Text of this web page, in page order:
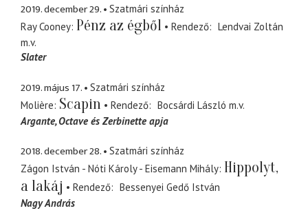
2019. december 29.
Szatmári színház
Ray Cooney Pénz az égből Rendező
Lendvai Zoltán
m.v.
Slater
2019. május 17.
Szatmári színház
Molière Scapin Rendező Bocsárdi László m.v.
Argante Octave és Zerbinette apja
2018. december 28.
Szatmári színház
Zágon István - Nóti Károly - Eisemann Mihály Hippolyt,
a lakáj
Rendező
Bessenyei Gedő István
Nagy András